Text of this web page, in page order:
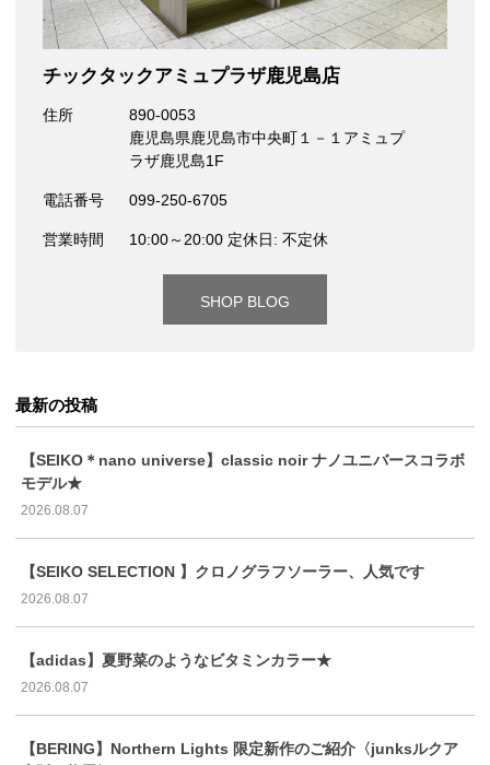
チックタックアミュプラザ鹿児島店
住所
890-0053
鹿児島県鹿児島市中央町１－１アミュプ
ラザ鹿児島1F
電話番号 099-250-6705
営業時間 10:00～20:00 定休日: 不定休
SHOP BLOG
最新の投稿
【SEIKO＊nano universe】classic noir ナノユニバースコラボ
モデル★
2026.08.07
【SEIKO SELECTION 】クロノグラフソーラー、人気です
2026.08.07
【adidas】夏野菜のようなビタミンカラー★
2026.08.07
【BERING】Northern Lights 限定新作のご紹介〈junksルクア